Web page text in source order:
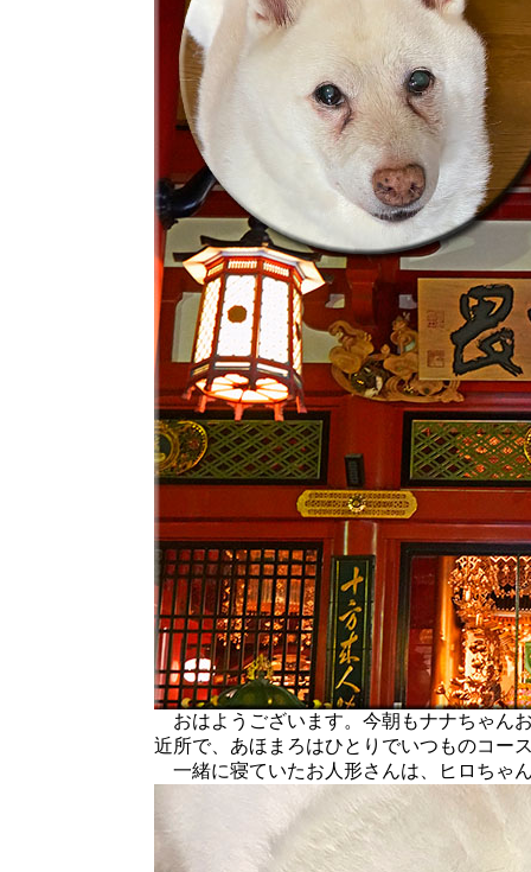
おはようございます。今朝もナナちゃん
近所で、あほまろはひとりでいつものコー
一緒に寝ていたお人形さんは、ヒロち